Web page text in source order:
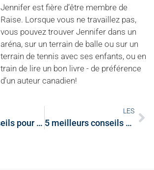
Jennifer est fière d’être membre de
Raise. Lorsque vous ne travaillez pas,
vous pouvez trouver Jennifer dans un
aréna, sur un terrain de balle ou sur un
terrain de tennis avec ses enfants, ou en
train de lire un bon livre - de préférence
d’un auteur canadien!
5 bons conseils pour trouver un emploi dans des entreprises d’ingénierie
LES
5 meilleurs conseils pour se faire remarquer par les employeurs